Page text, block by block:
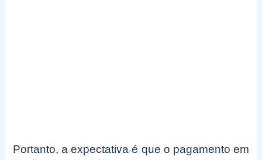
Portanto, a expectativa é que o pagamento em